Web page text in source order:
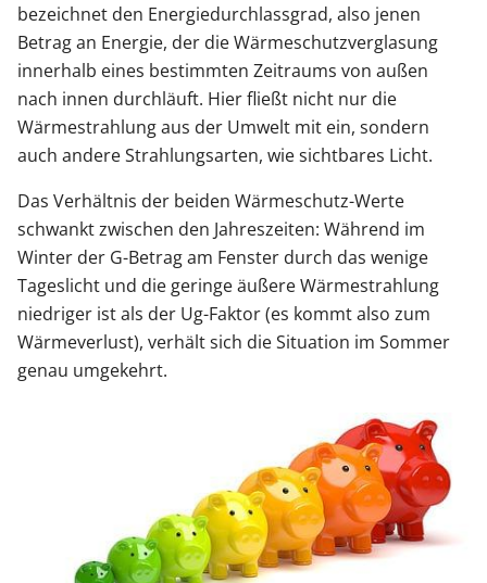
bezeichnet den Energiedurchlassgrad, also jenen
Betrag an Energie, der die Wärmeschutzverglasung
innerhalb eines bestimmten Zeitraums von außen
nach innen durchläuft. Hier fließt nicht nur die
Wärmestrahlung aus der Umwelt mit ein, sondern
auch andere Strahlungsarten, wie sichtbares Licht.
Das Verhältnis der beiden Wärmeschutz-Werte
schwankt zwischen den Jahreszeiten: Während im
Winter der G-Betrag am Fenster durch das wenige
Tageslicht und die geringe äußere Wärmestrahlung
niedriger ist als der Ug-Faktor (es kommt also zum
Wärmeverlust), verhält sich die Situation im Sommer
genau umgekehrt.